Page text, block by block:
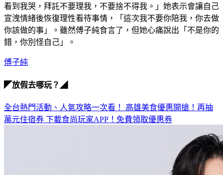
看到我哭，拜託不要理我，不要捨不得我。」她表示會讓自己
宣洩情緒後恢復理性看待事情，「這次我不要你陪我，你去做
你該做的事」。雖然傅子純食言了，但她心痛說出「不是你的
錯，你別怪自己」。
傅子純
◤放假去哪玩？◢
全台熱門活動、人氣攻略一次看！ 高雄美食優惠開搶！再抽
萬元住宿券 下載食尚玩家APP！免費領取優惠券